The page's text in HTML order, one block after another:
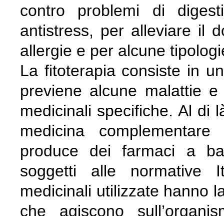
contro problemi di
antistress, per alleviare il
allergie e per alcune
La fitoterapia consiste in
previene alcune malattie
medicinali specifiche. Al di
medicina
produce dei farmaci a
soggetti alle normative
medicinali utilizzate hanno
che agiscono